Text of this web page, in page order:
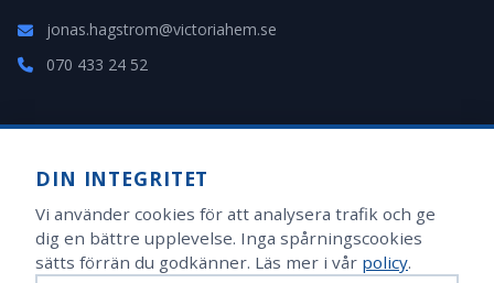
jonas.hagstrom@victoriahem.se
070 433 24 52
Administration
Logga in i adminpanelen
Handledare
DIN INTEGRITET
Vi använder cookies för att analysera trafik och ge
dig en bättre upplevelse. Inga spårningscookies
sätts förrän du godkänner. Läs mer i vår policy.